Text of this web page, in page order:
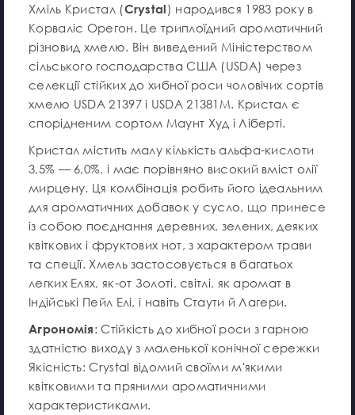
Хміль Кристал (Crystal) народився 1983 року в
Корваліс Орегон. Це триплоїдний ароматичний
різновид хмелю. Він виведений Міністерством
сільського господарства США (USDA) через
селекції стійких до хибної роси чоловічих сортів
хмелю USDA 21397 і USDA 21381М. Кристал є
спорідненим сортом Маунт Худ і Ліберті.
Кристал містить малу кількість альфа-кислоти
3,5% — 6,0%, і має порівняно високий вміст олії
мирцену. Ця комбінація робить його ідеальним
для ароматичних добавок у сусло, що принесе
із собою поєднання деревних, зелених, деяких
квіткових і фруктових нот, з характером трави
та спеції. Хмель застосовується в багатьох
легких Елях, як-от Золоті, світлі, як аромат в
Індійські Пейл Елі, і навіть Стаути й Лагери.
Агрономія: Стійкість до хибної роси з гарною
здатністю виходу з маленької конічної сережки
Якісність: Crystal відомий своїми м'якими
квітковими та пряними ароматичними
характеристиками.